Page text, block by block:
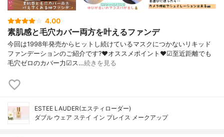
4.00
素肌感と毛穴カバー両方を叶えるファンデ
今回は1998年発売からヒットし続けているマスクにつかないリキッド
ファンデーションのご紹介です?❤︎オススメポイント❤︎☑︎至近距離でも
毛穴ゼロのカバー力☑︎ス…続きを見る
ESTEE LAUDER(エスティローダー)
ダブル ウェア ステイ イン プレイス メークアップ